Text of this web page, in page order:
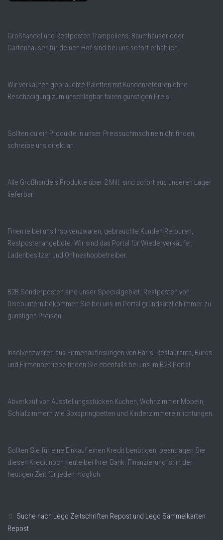
Großhandel und Restposten Trampoliens, Baumhäuser oder
Gartenhäuser für deinen Hof sind bei uns sofort erhältlich.
Wir verkaufen gebrauchte Paletten mit Kundenretouren ohne
Beschädigung zum unschlagbar fairen günstigen Preis.
Sollten du ein Produkte in unser Preissuchmschine nicht finden,
schreibe uns direkt an.
Alle Großhandels Produkte über 2 Mill. sind sofort aus unseren Lager
lieferbar.
Finen ie bei uns Insolvenzwaren, gebrauchte Kunden Retouren,
Restpostenangebote. Wir sind das Portal für Wiederverkäufer,
Ladenbesitzer und Onlineshopbetreiber.
B2B Sonderposten sind unser Specialgebiet. Restposten von
Discountern bekommen Sie bei uns im Portal grundsätzlich immer zu
günstigen Preisen.
Insolvenzwaren aus Firmenauflösungen von Bar´s, Restaurants, Büros
und Firmenbetriebe finden SIe ebenfalls bei uns im B2B Portal.
Abverkauf von Ausstellungsstücken Küchen, Wohnzimmer Möbeln,
Schlafzimmern wie Boxspringbetten und Kinderzimmereinrichtungen.
Sollten Sie für eine Einkauf einen Kredit benötigen, beantragen Sie
diesen Kredit noch heute bei Ihrer Bank. Finanzierung ist in der
heutigen Zeit für jeden möglich.
Suche nach Lego Zeitschriften Repost und Lego Sammelkarten
Repost